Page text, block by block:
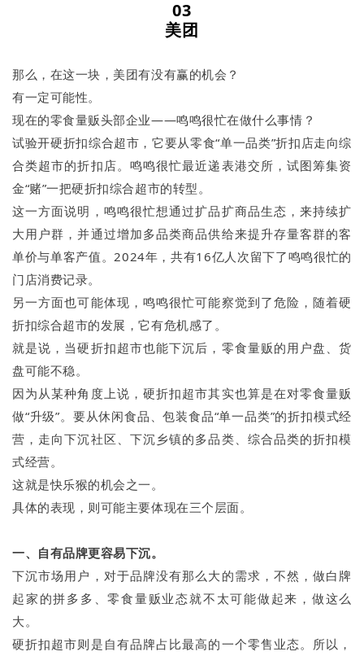
03
美团
那么，在这一块，美团有没有赢的机会？
有一定可能性。
现在的零食量贩头部企业——鸣鸣很忙在做什么事情？
试验开硬折扣综合超市，它要从零食“单一品类”折扣店走向综
合类超市的折扣店。鸣鸣很忙最近递表港交所，试图筹集资
金“赌”一把硬折扣综合超市的转型。
这一方面说明，鸣鸣很忙想通过扩品扩商品生态，来持续扩
大用户群，并通过增加多品类商品供给来提升存量客群的客
单价与单客产值。2024年，共有16亿人次留下了鸣鸣很忙的
门店消费记录。
另一方面也可能体现，鸣鸣很忙可能察觉到了危险，随着硬
折扣综合超市的发展，它有危机感了。
就是说，当硬折扣超市也能下沉后，零食量贩的用户盘、货
盘可能不稳。
因为从某种角度上说，硬折扣超市其实也算是在对零食量贩
做“升级”。要从休闲食品、包装食品“单一品类”的折扣模式经
营，走向下沉社区、下沉乡镇的多品类、综合品类的折扣模
式经营。
这就是快乐猴的机会之一。
具体的表现，则可能主要体现在三个层面。
一、自有品牌更容易下沉。
下沉市场用户，对于品牌没有那么大的需求，不然，做白牌
起家的拼多多、零食量贩业态就不太可能做起来，做这么
大。
硬折扣超市则是自有品牌占比最高的一个零售业态。所以，